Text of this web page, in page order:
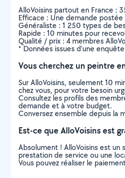
AlloVoisins partout en France :
Efficace : Une demande
Généraliste : 1 250 types de
Rapide : 10 minutes pour
Qualité / prix : 4 membres
* Données issues d’une
Vous cherchez un peintre
Sur AlloVoisins, seulement 10
chez vous, pour votre besoin
Consultez les profils des
demande et à votre budget.
Conversez ensemble depuis la
Est-ce que AlloVoisins est
Absolument ! AlloVoisins est
prestation de service ou une
Vous pouvez réaliser le